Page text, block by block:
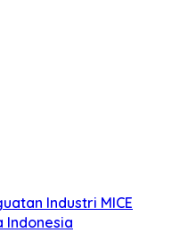
Industri MICE
Indonesia